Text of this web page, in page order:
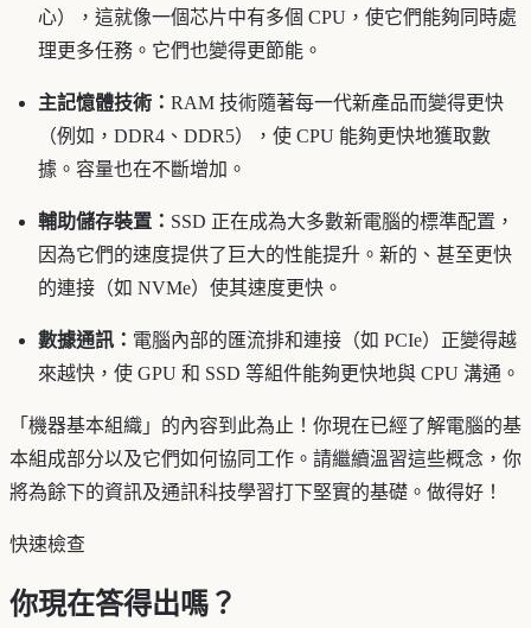
心），這就像一個芯片中有多個 CPU，使它們能夠同時處
理更多任務。它們也變得更節能。
主記憶體技術： RAM 技術隨著每一代新產品而變得更快
（例如，DDR4、DDR5），使 CPU 能夠更快地獲取數
據。容量也在不斷增加。
輔助儲存裝置： SSD 正在成為大多數新電腦的標準配置，
因為它們的速度提供了巨大的性能提升。新的、甚至更快
的連接（如 NVMe）使其速度更快。
數據通訊： 電腦內部的匯流排和連接（如 PCIe）正變得越
來越快，使 GPU 和 SSD 等組件能夠更快地與 CPU 溝通。
「機器基本組織」的內容到此為止！你現在已經了解電腦的基
本組成部分以及它們如何協同工作。請繼續溫習這些概念，你
將為餘下的資訊及通訊科技學習打下堅實的基礎。做得好！
快速檢查
你現在答得出嗎？